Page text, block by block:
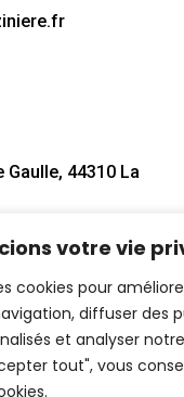
votre vie
cookies pour
diffuser des
et analyser
tout", vous
Gaulle, 44310 La
: